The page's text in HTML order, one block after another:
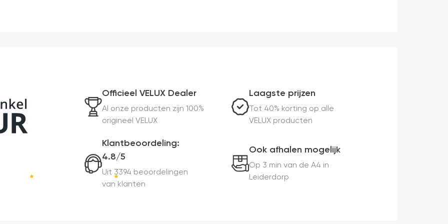
Officieel VELUX Dealer
Al onze producten zijn 100%
origineel VELUX
Laagste prijzen
Tot 40% korting op alle
VELUX producten
Klantbeoordeling:
4.8/5
Uit 3394 beoordelingen
van klanten
Ook afhalen mogelijk
Op 3 min van de A4 in
Leiderdorp